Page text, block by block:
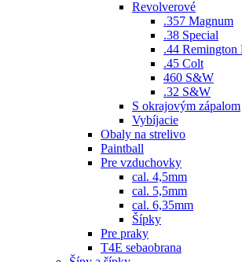
Revolverové
.357 Magnum
.38 Special
.44 Remington
.45 Colt
460 S&W
.32 S&W
S okrajovým zápalom
Vybíjacie
Obaly na strelivo
Paintball
Pre vzduchovky
cal. 4,5mm
cal. 5,5mm
cal. 6,35mm
Šípky
Pre praky
T4E sebaobrana